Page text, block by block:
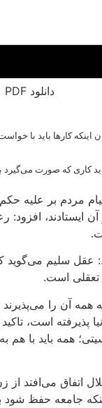
دانلود PDF
کارها باید با خواست
کاری که صورت
مردم بر علیه حکم
ایستادند،
عقل سلیم می‌گوید
تعقلی است.
آن را می‌پذیرند
پذیرفته است،
همه باید با هم
اتفاق می‌افتد از
جامعه حفظ